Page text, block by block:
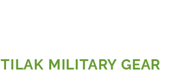
TILAK MILITARY GEAR